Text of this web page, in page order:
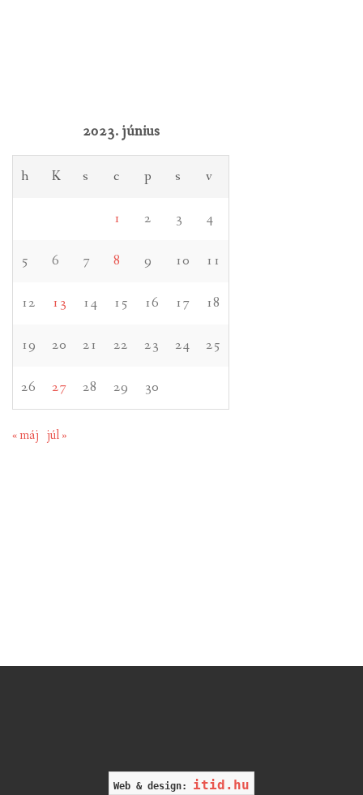
2023. június
h K s c p s v
1 2 3 4
5 6 7 8 9 10 11
12 13 14 15 16 17 18
19 20 21 22 23 24 25
26 27 28 29 30
« máj júl »
Web & design: itid.hu